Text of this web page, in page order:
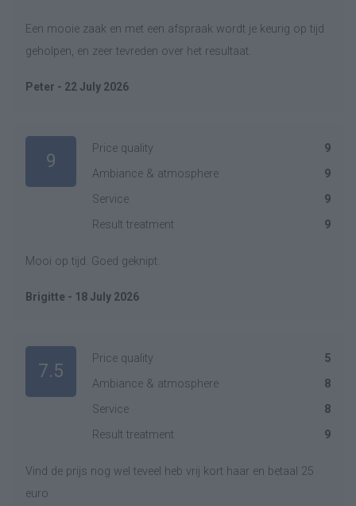
Een mooie zaak en met een afspraak wordt je keurig op tijd
geholpen, en zeer tevreden over het resultaat.
Peter - 22 July 2026
9
Price quality
9
Ambiance & atmosphere
9
Service
9
Result treatment
9
Mooi op tijd. Goed geknipt.
Brigitte - 18 July 2026
7.5
Price quality
5
Ambiance & atmosphere
8
Service
8
Result treatment
9
Vind de prijs nog wel teveel heb vrij kort haar en betaal 25
euro